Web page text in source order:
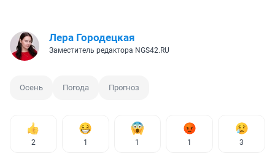
Лера Городецкая
Заместитель редактора NGS42.RU
Осень Погода Прогноз
2 1 1 1 3